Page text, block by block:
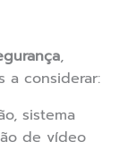
,
a considerar:
sistema
de vídeo